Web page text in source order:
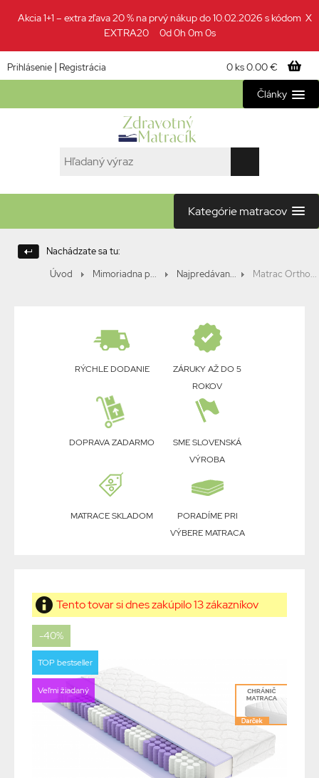
Akcia 1+1 – extra zľava 20 % na prvý nákup do 10.02.2026 s kódom
EXTRA20 0d 0h 0m 0s
X
Prihlásenie | Registrácia 0 ks0.00 €
Články
Kategórie matracov
Nachádzate sa tu:
Úvod
Mimoriadna p... Najpredávan... Matrac Ortho...
RÝCHLE DODANIE
ZÁRUKY AŽ DO 5
ROKOV
DOPRAVA ZADARMO
SME SLOVENSKÁ
VÝROBA
MATRACE SKLADOM
PORADÍME PRI
VÝBERE MATRACA
Tento tovar si dnes zakúpilo 13 zákazníkov
-40%
TOP bestseller
Veľmi žiadaný